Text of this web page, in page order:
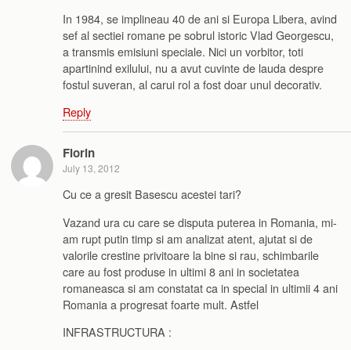
In 1984, se implineau 40 de ani si Europa Libera, avind
sef al sectiei romane pe sobrul istoric Vlad Georgescu,
a transmis emisiuni speciale. Nici un vorbitor, toti
apartinind exilului, nu a avut cuvinte de lauda despre
fostul suveran, al carui rol a fost doar unul decorativ.
Reply
Florin
July 13, 2012
Cu ce a gresit Basescu acestei tari?
Vazand ura cu care se disputa puterea in Romania, mi-
am rupt putin timp si am analizat atent, ajutat si de
valorile crestine privitoare la bine si rau, schimbarile
care au fost produse in ultimi 8 ani in societatea
romaneasca si am constatat ca in special in ultimii 4 ani
Romania a progresat foarte mult. Astfel
INFRASTRUCTURA :